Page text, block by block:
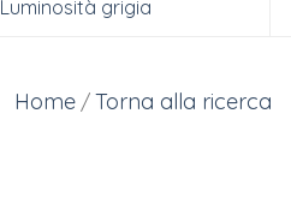
Luminosità grigia
Home / Torna alla ricerca